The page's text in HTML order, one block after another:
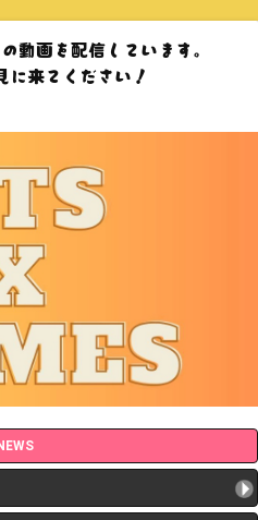
動画を配信しています。
来てください！